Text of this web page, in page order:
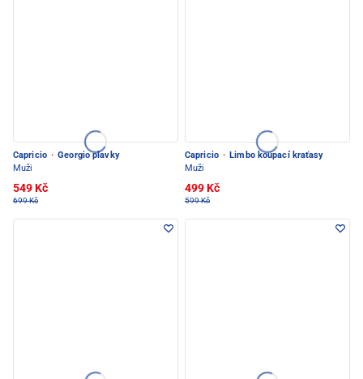
Capricio · Georgio plavky
Muži
549 Kč
699 Kč
Capricio · Limbo koupací kraťasy
Muži
499 Kč
599 Kč